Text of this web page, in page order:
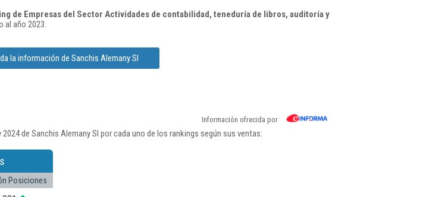
de Empresas del Sector Actividades de contabilidad, teneduría de libros, auditoría y
al año 2023.
la información de Sanchis Alemany Sl
Información ofrecida por
de Sanchis Alemany Sl por cada uno de los rankings según sus ventas:
Posiciones